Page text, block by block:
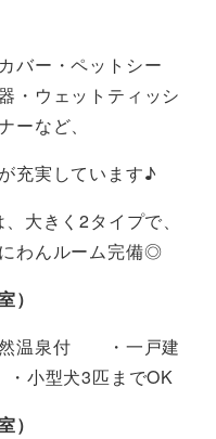
バー・ペットシー
・ウェットティッシ
ーなど、
充実しています♪
大きく2タイプで、
わんルーム完備◎
）
然温泉付 ・一戸建
小型犬3匹までOK
）